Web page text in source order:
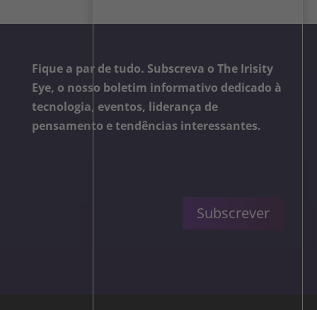
Fique a par de tudo. Subscreva o The Irisity
Eye, o nosso boletim informativo dedicado à
tecnologia, eventos, liderança de
pensamento e tendências interessantes.
Subscrever